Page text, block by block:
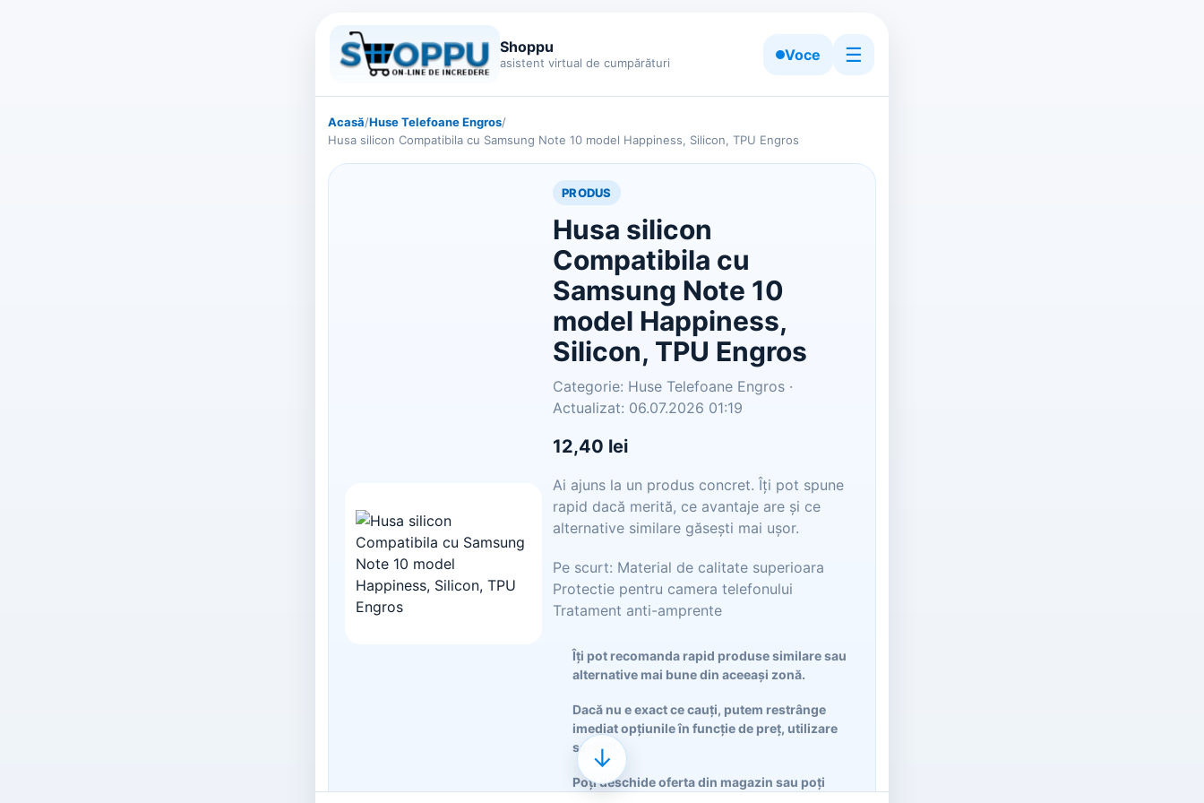
Shoppu
asistent virtual de cumpărături Voce ☰
Acasă/Huse Telefoane Engros/
Husa silicon Compatibila cu Samsung Note 10 model Happiness, Silicon, TPU Engros
PRODUS
Husa silicon
Compatibila cu
Samsung Note 10
model Happiness,
Silicon, TPU Engros
Categorie: Huse Telefoane Engros ·
Actualizat: 06.07.2026 01:19
12,40 lei
Ai ajuns la un produs concret. Îți pot spune
rapid dacă merită, ce avantaje are și ce
alternative similare găsești mai ușor.
Pe scurt: Material de calitate superioara
Protectie pentru camera telefonului
Tratament anti-amprente
Îți pot recomanda rapid produse similare sau
alternative mai bune din aceeași zonă.
Dacă nu e exact ce cauți, putem restrânge
imediat opțiunile în funcție de preț, utilizare
sau stil.
Poți deschide oferta din magazin sau poți
↓